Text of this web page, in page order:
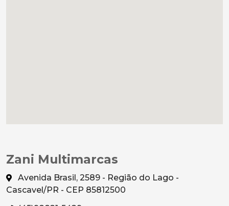
Zani Multimarcas
Avenida Brasil, 2589 - Região do Lago -
Cascavel/PR - CEP 85812500